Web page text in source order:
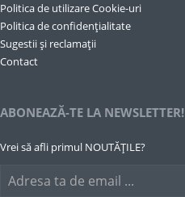
Politica de utilizare Cookie-uri
Politica de confidențialitate
Sugestii și reclamații
Contact
ABONEAZĂ-TE LA NEWSLETTER!
Vrei să afli primul NOUTĂȚILE?